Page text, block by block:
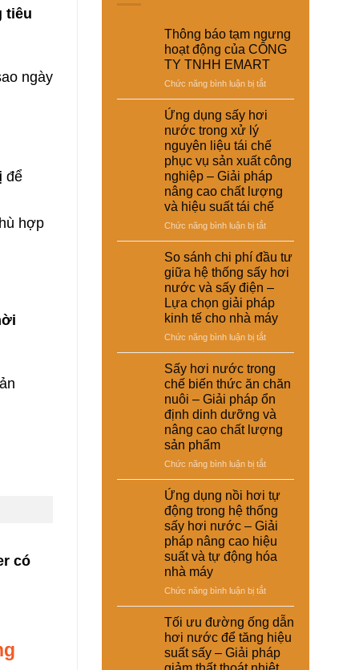
tiêu
ngày
để
hợp
có
Thông báo tạm ngưng
hoạt động của CÔNG
TY TNHH EMART
Chức năng bình luận bị tắtở
báo
hoạt
động
của
CÔNG
TY
Ứng dụng sấy hơi
nước trong xử lý
nguyên liệu tái chế
phục vụ sản xuất công
nghiệp – Giải pháp
nâng cao chất lượng
và hiệu suất tái chế
Chức năng bình luận bị tắtở
dụng
sấy
hơi
trong
xử
lý
tái
chế
phục
vụ
sản
Giải
pháp
nâng
cao
chất
hiệu
suất
tái
chế
So sánh chi phí đầu tư
giữa hệ thống sấy hơi
nước và sấy điện –
Lựa chọn giải pháp
kinh tế cho nhà máy
Chức năng bình luận bị tắtở
chi
phí
đầu
tư
giữa
nước
và
sấy
điện
–
giải
pháp
kinh
tế
cho
nhà
Sấy hơi nước trong
chế biến thức ăn chăn
nuôi – Giải pháp ổn
định dinh dưỡng và
nâng cao chất lượng
sản phẩm
Chức năng bình luận bị tắtở
hơi
nước
trong
chế
biến
thức
Giải
pháp
ổn
định
Ứng dụng nồi hơi tự
động trong hệ thống
sấy hơi nước – Giải
pháp nâng cao hiệu
suất và tự động hóa
nhà máy
Chức năng bình luận bị tắtở
dụng
nồi
hơi
tự
Tối ưu đường ống dẫn
hơi nước để tăng hiệu
suất sấy – Giải pháp